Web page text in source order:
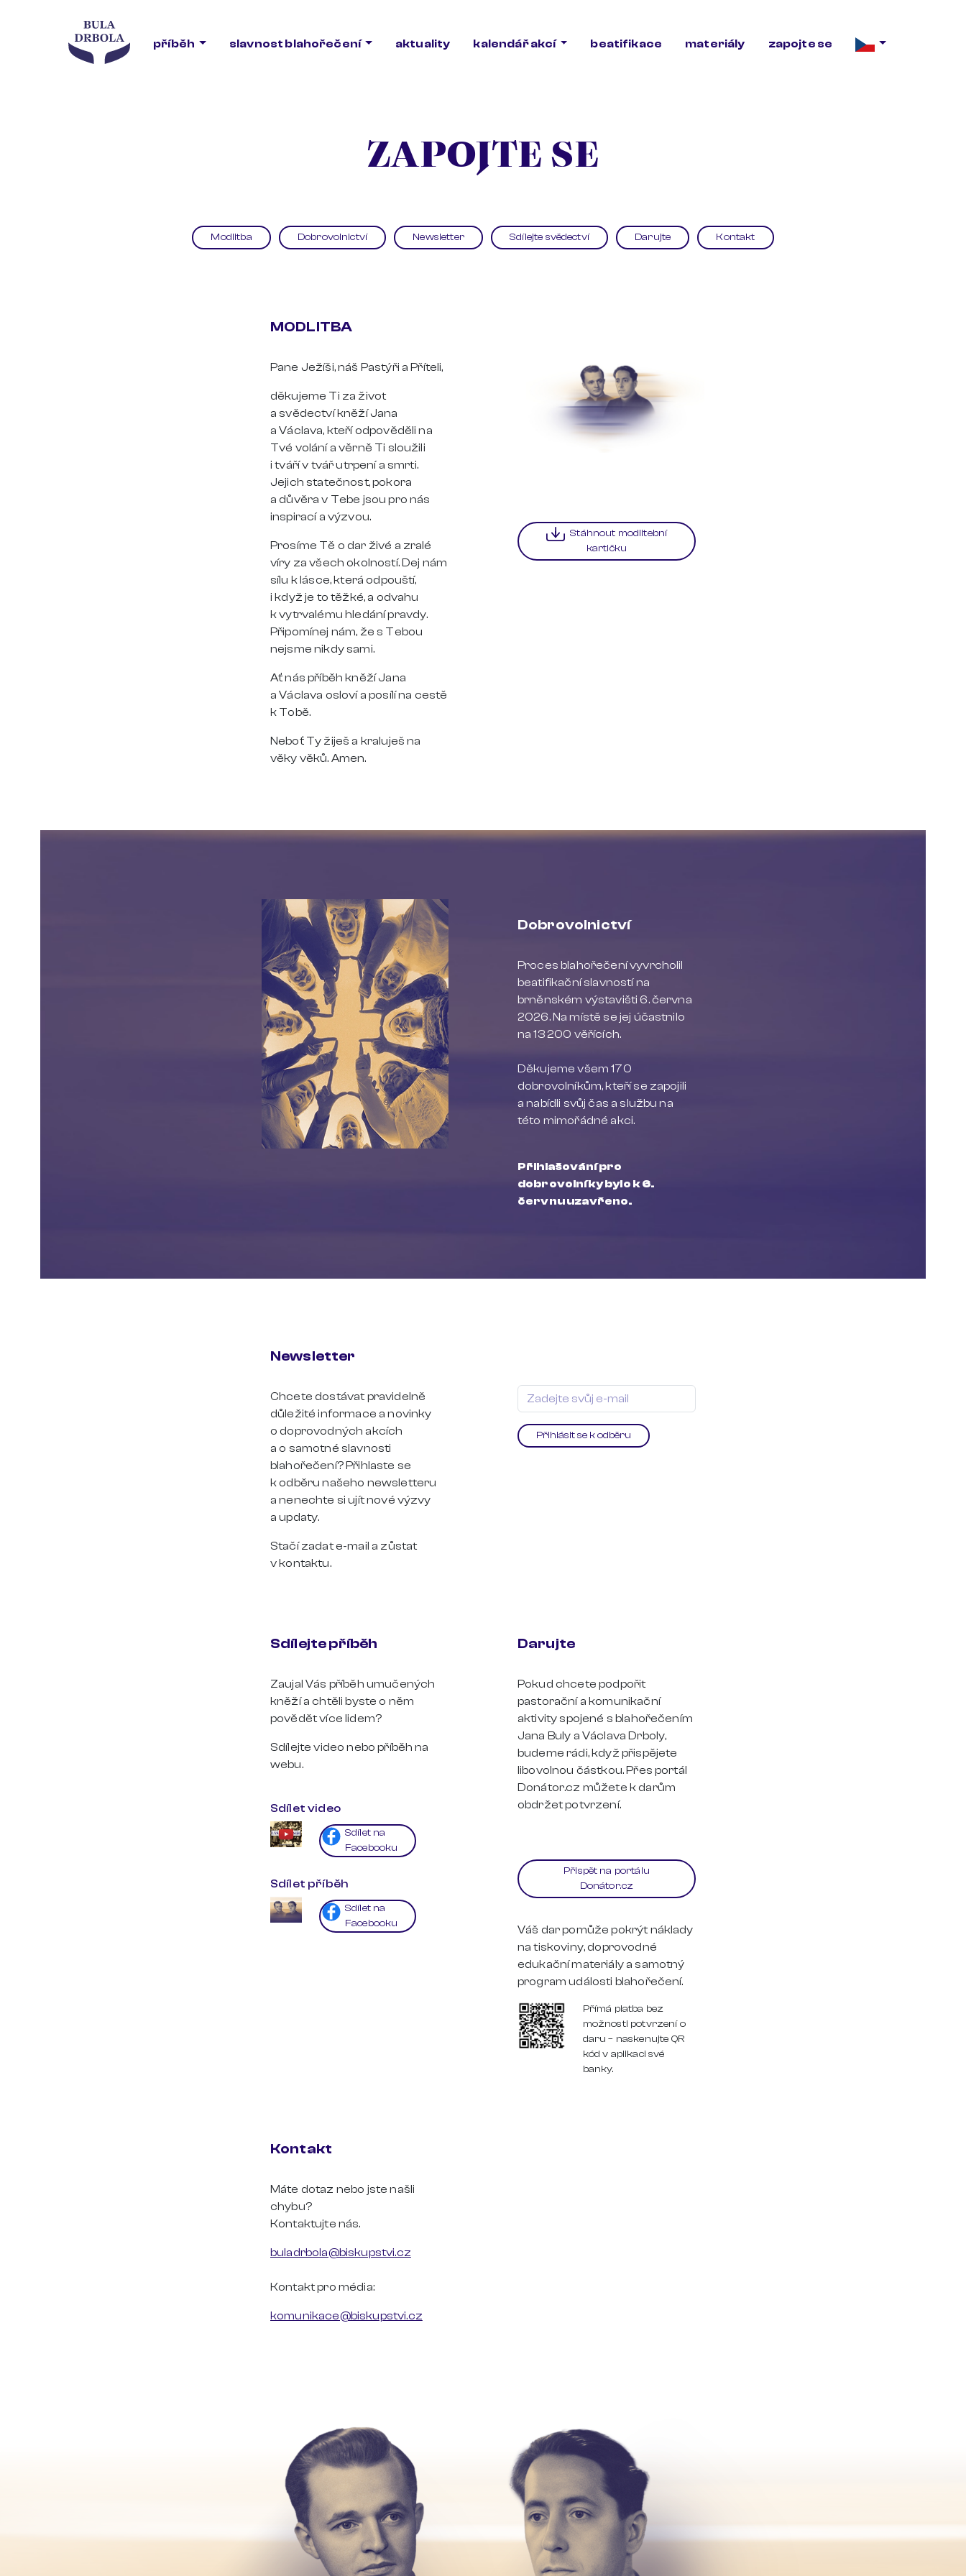
příběh slavnost blahořečení aktuality kalendář akcí beatifikace materiály zapojte se
ZAPOJTE SE
Modlitba Dobrovolnictví Newsletter Sdílejte svědectví Darujte Kontakt
MODLITBA
Pane Ježíši, náš Pastýři a Příteli,
děkujeme Ti za život
a svědectví kněží Jana
a Václava, kteří odpověděli na
Tvé volání a věrně Ti sloužili
i tváří v tvář utrpení a smrti.
Jejich statečnost, pokora
a důvěra v Tebe jsou pro nás
inspirací a výzvou.
Prosíme Tě o dar živé a zralé
víry za všech okolností. Dej nám
sílu k lásce, která odpouští,
i když je to těžké, a odvahu
k vytrvalému hledání pravdy.
Připomínej nám, že s Tebou
nejsme nikdy sami.
Ať nás příběh kněží Jana
a Václava osloví a posílí na cestě
k Tobě.
Neboť Ty žiješ a kraluješ na
věky věků. Amen.
Stáhnout modlitební
kartičku
Dobrovolnictví
Proces blahořečení vyvrcholil
beatifikační slavností na
brněnském výstavišti 6. června
2026. Na místě se jej účastnilo
na 13 200 věřících.
Děkujeme všem 170
dobrovolníkům, kteří se zapojili
a nabídli svůj čas a službu na
této mimořádné akci.
Přihlašování pro
dobrovolníky bylo k 6.
červnu uzavřeno.
Newsletter
Chcete dostávat pravidelně
důležité informace a novinky
o doprovodných akcích
a o samotné slavnosti
blahořečení? Přihlaste se
k odběru našeho newsletteru
a nenechte si ujít nové výzvy
a updaty.
Stačí zadat e-mail a zůstat
v kontaktu.
Přihlásit se k odběru
Sdílejte příběh
Zaujal Vás příběh umučených
kněží a chtěli byste o něm
povědět více lidem?
Sdílejte video nebo příběh na
webu.
Sdílet video
Sdílet na
Facebooku
Sdílet příběh
Sdílet na
Facebooku
Darujte
Pokud chcete podpořit
pastorační a komunikační
aktivity spojené s blahořečením
Jana Buly a Václava Drboly,
budeme rádi, když přispějete
libovolnou částkou. Přes portál
Donátor.cz můžete k darům
obdržet potvrzení.
Přispět na portálu
Donátor.cz
Váš dar pomůže pokrýt náklady
na tiskoviny, doprovodné
edukační materiály a samotný
program události blahořečení.
Přímá platba bez
možnosti potvrzení o
daru – naskenujte QR
kód v aplikaci své
banky.
Kontakt
Máte dotaz nebo jste našli
chybu?
Kontaktujte nás.
buladrbola@biskupstvi.cz
Kontakt pro média:
komunikace@biskupstvi.cz